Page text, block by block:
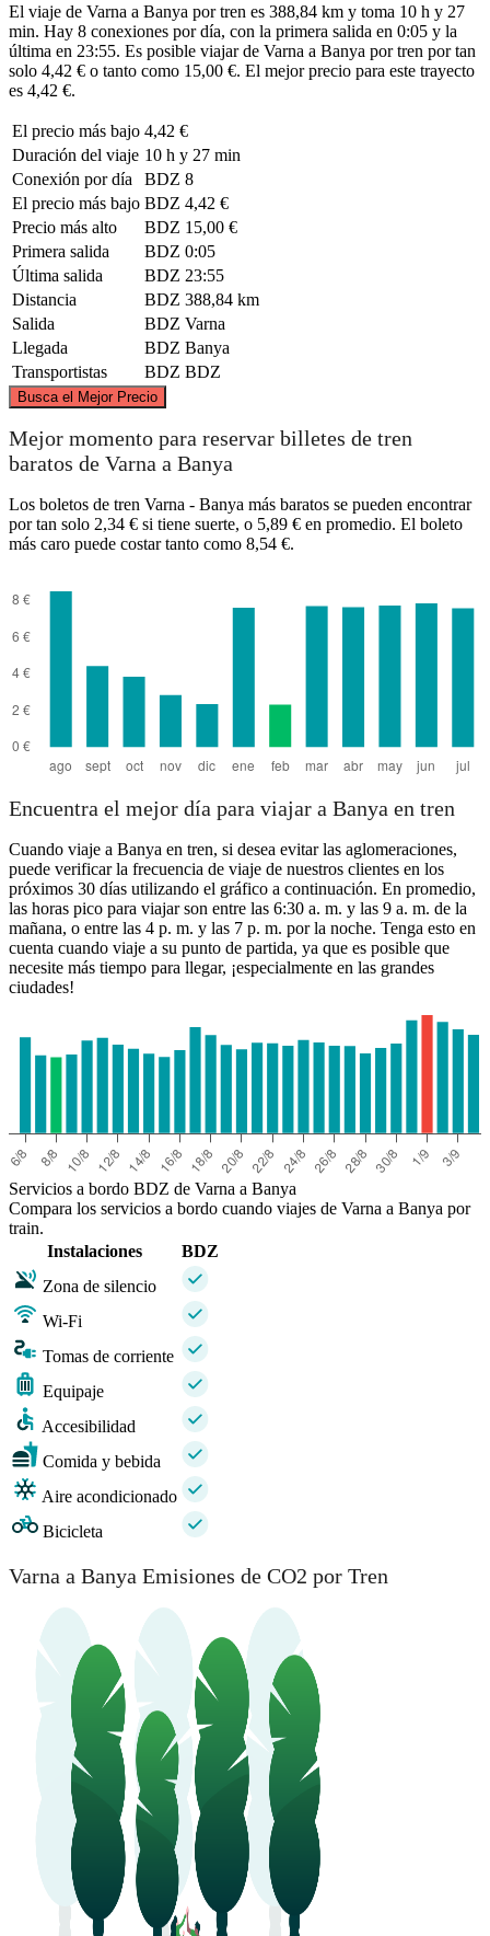
El viaje de Varna a Banya por tren es 388,84 km y toma 10 h y 27
min. Hay 8 conexiones por día, con la primera salida en 0:05 y la
última en 23:55. Es posible viajar de Varna a Banya por tren por tan
solo 4,42 € o tanto como 15,00 €. El mejor precio para este trayecto
es 4,42 €.
El precio más bajo 4,42 €
Duración del viaje 10 h y 27 min
Conexión por día
BDZ 8
El precio más bajo BDZ 4,42 €
Precio más alto
BDZ 15,00 €
Primera salida
BDZ 0:05
Última salida
BDZ 23:55
Distancia
BDZ 388,84 km
Salida
BDZ Varna
Llegada
BDZ Banya
Transportistas
BDZ BDZ
Busca el Mejor Precio
Mejor momento para reservar billetes de tren
baratos de Varna a Banya
Los boletos de tren Varna - Banya más baratos se pueden encontrar
por tan solo 2,34 € si tiene suerte, o 5,89 € en promedio. El boleto
más caro puede costar tanto como 8,54 €.
Encuentra el mejor día para viajar a Banya en tren
Cuando viaje a Banya en tren, si desea evitar las aglomeraciones,
puede verificar la frecuencia de viaje de nuestros clientes en los
próximos 30 días utilizando el gráfico a continuación. En promedio,
las horas pico para viajar son entre las 6:30 a. m. y las 9 a. m. de la
mañana, o entre las 4 p. m. y las 7 p. m. por la noche. Tenga esto en
cuenta cuando viaje a su punto de partida, ya que es posible que
necesite más tiempo para llegar, ¡especialmente en las grandes
ciudades!
Servicios a bordo BDZ de Varna a Banya
Compara los servicios a bordo cuando viajes de Varna a Banya por
train.
Instalaciones
BDZ
Zona de silencio
Wi-Fi
Tomas de corriente
Equipaje
Accesibilidad
Comida y bebida
Aire acondicionado
Bicicleta
Varna a Banya Emisiones de CO2 por Tren